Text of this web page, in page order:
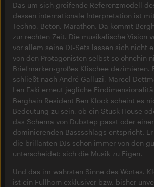
Das um sich greifende Referenzmodell
dessen internationale Interpretation ist
Techno, Beton, Marathon. Da kommt
zur rechten Zeit. Die musikalische Vision
vor allem seine DJ-Sets lassen sich nicht
von den Protagonisten selbst so ohnehin
Briefmarken-großes Klischee dezimieren.
schließt nach André Galluzi, Marcel
Len Faki erneut jegliche
Berghain Resident Ben Klock scheint es
Bedeutung zu sein, ob ein Stück House
das Schema von Dubstep passt oder
dominierenden Bassschlags entspricht.
die brillanten DJs schon immer von den
unterscheidet: sich die Musik zu Eigen.
Und das im wahrsten Sinne des Wortes.
ist ein Füllhorn exklusiver bzw. bisher